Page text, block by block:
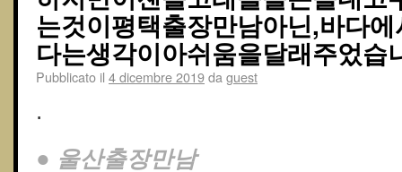
는것이평택출장만남아닌,바다
다는생각이아쉬움을달래주었습
Pubblicato il 4 dicembre 2019da guest
.
● 울산출장만남